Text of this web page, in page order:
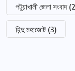
পটুয়াখালী জেলা সংবাদ
হিন্দু মহাজোট (3)